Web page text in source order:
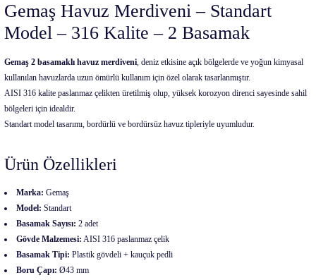
Gemaş Havuz Merdiveni – Standart
Model – 316 Kalite – 2 Basamak
Gemaş 2 basamaklı havuz merdiveni, deniz etkisine açık bölgelerde ve yoğun kimyasal
kullanılan havuzlarda uzun ömürlü kullanım için özel olarak tasarlanmıştır.
AISI 316 kalite paslanmaz çelikten üretilmiş olup, yüksek korozyon direnci sayesinde sahil
bölgeleri için idealdir.
Standart model tasarımı, bordürlü ve bordürsüz havuz tipleriyle uyumludur.
Ürün Özellikleri
Marka: Gemaş
Model: Standart
Basamak Sayısı: 2 adet
Gövde Malzemesi: AISI 316 paslanmaz çelik
Basamak Tipi: Plastik gövdeli + kauçuk pedli
Boru Çapı: Ø43 mm